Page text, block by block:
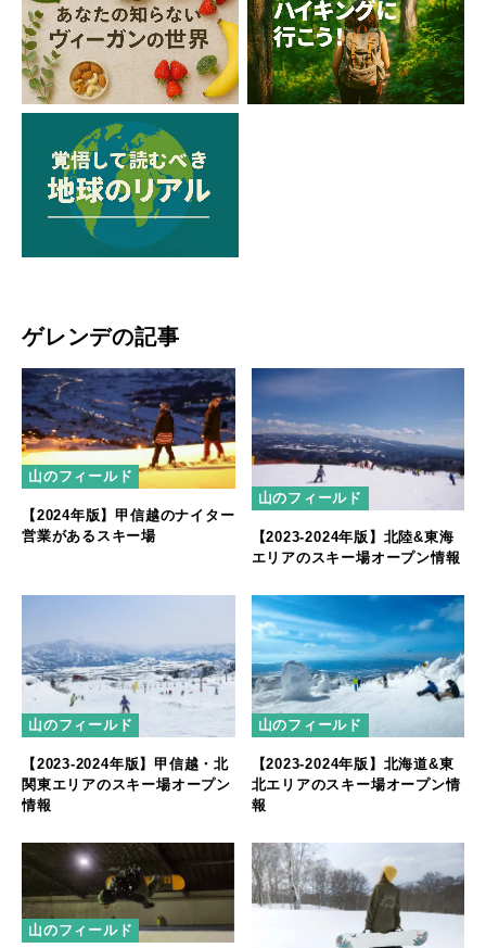
ゲレンデの記事
山のフィールド
【2024年版】甲信越のナイター
営業があるスキー場
山のフィールド
【2023-2024年版】北陸&東海
エリアのスキー場オープン情報
山のフィールド
【2023-2024年版】甲信越・北
関東エリアのスキー場オープン
情報
山のフィールド
【2023-2024年版】北海道&東
北エリアのスキー場オープン情
報
山のフィールド